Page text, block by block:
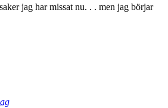
jag har missat nu. . . men jag börjar